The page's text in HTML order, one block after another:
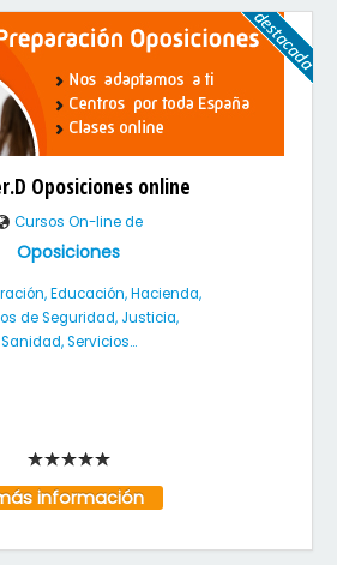
Oposiciones online
Cursos On-line de
Oposiciones
Educación, Hacienda,
de Seguridad, Justicia,
Sanidad, Servicios...
información